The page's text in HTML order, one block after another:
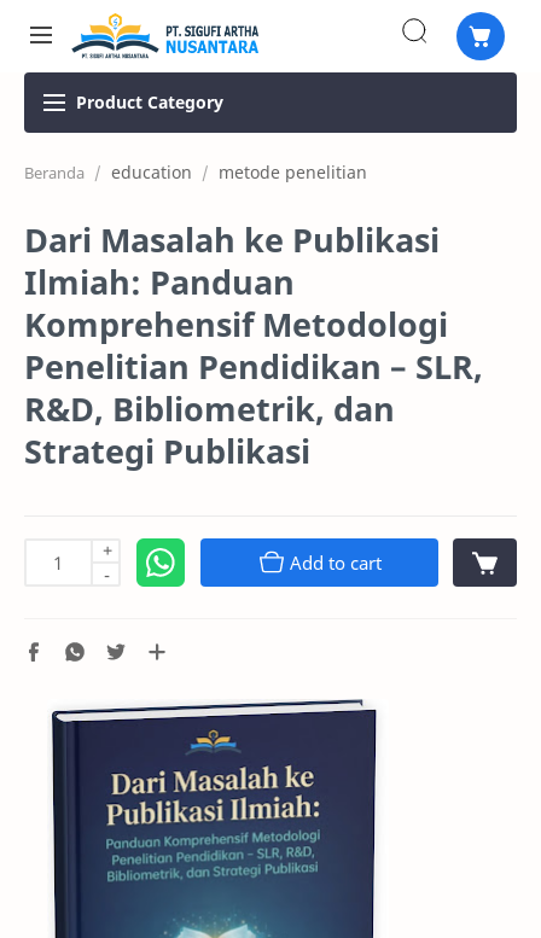
Product Category
Beranda education metode penelitian
Dari Masalah ke Publikasi
Ilmiah: Panduan
Komprehensif Metodologi
Penelitian Pendidikan – SLR,
R&D, Bibliometrik, dan
Strategi Publikasi
-
+
Add to cart